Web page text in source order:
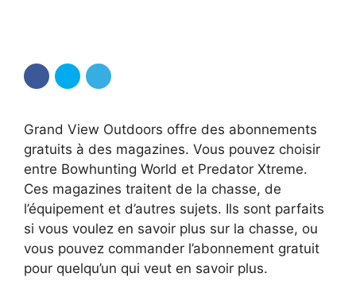
Grand View Outdoors offre des abonnements
gratuits à des magazines. Vous pouvez choisir
entre Bowhunting World et Predator Xtreme.
Ces magazines traitent de la chasse, de
l’équipement et d’autres sujets. Ils sont parfaits
si vous voulez en savoir plus sur la chasse, ou
vous pouvez commander l’abonnement gratuit
pour quelqu’un qui veut en savoir plus.